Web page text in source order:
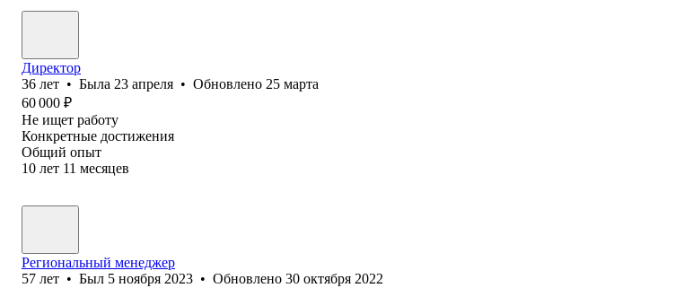
Директор
36 лет • Была 23 апреля • Обновлено 25 марта
60 000 ₽
Не ищет работу
Конкретные достижения
Общий опыт
10 лет 11 месяцев
Региональный менеджер
57 лет • Был 5 ноября 2023 • Обновлено 30 октября 2022